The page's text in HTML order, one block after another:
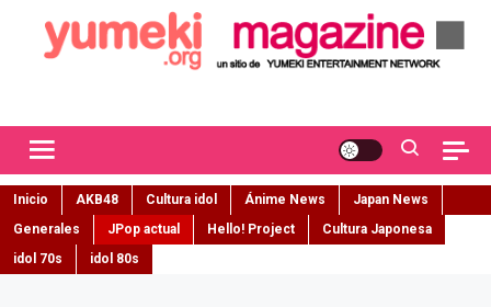
Inicio AKB48 Cultura idol Ánime News
Japan News
Generales
JPop actual Hello! Project
Cultura Japonesa
idol 70s
idol 80s